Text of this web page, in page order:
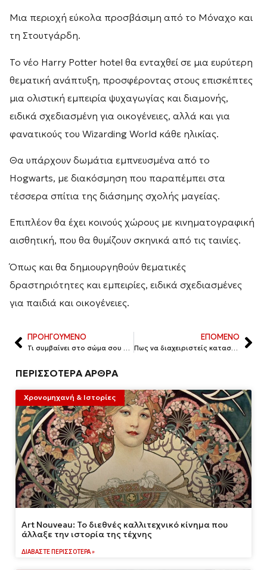
Μια περιοχή εύκολα προσβάσιμη από το Μόναχο και
τη Στουτγάρδη.
Το νέο Harry Potter hotel θα ενταχθεί σε μια ευρύτερη
θεματική ανάπτυξη, προσφέροντας στους επισκέπτες
μια ολιστική εμπειρία ψυχαγωγίας και διαμονής,
ειδικά σχεδιασμένη για οικογένειες, αλλά και για
φανατικούς του Wizarding World κάθε ηλικίας.
Θα υπάρχουν δωμάτια εμπνευσμένα από το
Hogwarts, με διακόσμηση που παραπέμπει στα
τέσσερα σπίτια της διάσημης σχολής μαγείας.
Επιπλέον θα έχει κοινούς χώρους με κινηματογραφική
αισθητική, που θα θυμίζουν σκηνικά από τις ταινίες.
Όπως και θα δημιουργηθούν θεματικές
δραστηριότητες και εμπειρίες, ειδικά σχεδιασμένες
για παιδιά και οικογένειες.
ΠΡΟΗΓΟΥΜΕΝΟ
Τι συμβαίνει στο σώμα σου όταν έχεις λιγούρες για κάτι γλυκό ή αλμυρό
ΕΠΟΜΕΝΟ
Πως να διαχειριστείς καταστάσεις που σου προκαλούν θυμό
ΠΕΡΙΣΣΟΤΕΡΑ ΑΡΘΡΑ
Χρονομηχανή & Ιστορίες
Art Nouveau: Το διεθνές καλλιτεχνικό κίνημα που
άλλαξε την ιστορία της τέχνης
ΔΙΑΒΆΣΤΕ ΠΕΡΙΣΣΌΤΕΡΑ »